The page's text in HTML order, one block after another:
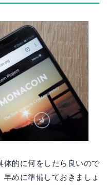
体的に何をしたら良いので
めに準備しておきましょ